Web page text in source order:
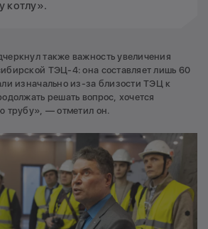
котлу».
также важность увеличения
ТЭЦ-4: она составляет лишь 60
изначально из-за близости ТЭЦ к
решать вопрос, хочется
трубу», — отметил он.